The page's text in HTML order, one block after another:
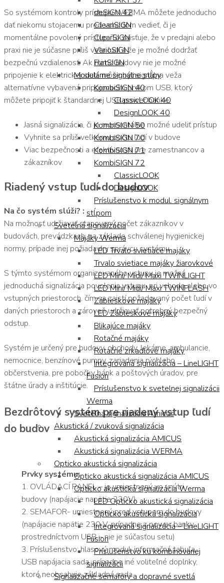
deSIGN 42
CleanSIGN
ClearSIGN
VarioSIGN
FlatSIGN
Modulárne signálne stĺpy
KombiSIGN 40
ClassicLOOK 40
DesignLOOK 40
KombiSIGN 50
KombiSIGN 70
KombiSIGN 71
KombiSIGN 72
ClassicLOOK
DesignLOOK
Príslušenstvo k modul. signálnym
stĺpom
Svetelná signalizácia
Majáky Werma
LED Trvalo svietiace majáky
Trvalo svietiace majáky žiarovkové
LED Mini/ Midi/ Maxi TWINLIGHT
LED Mini/ Midi/ Maxi TWINFLASH
Zábleskové majáky
LED Zábleskové majáky
Blikajúce majáky
Rotačné majáky
Rotačné zrkadlové majáky
Integrovaná signalizácia – LineLIGHT
Fusion
Príslušenstvo k svetelnej signalizácii
Werma
Svetelná signalizácia Amicus
Akustická / zvuková signalizácia
Akustická signalizácia AMICUS
Akustická signalizácia WERMA
Opticko akustická signalizácia
Opticko akustická signalizácia AMICUS
Opticko akustická signalizácia Werma
LED Opticko akustická signalizácia
Opticko akustická signalizácia
Integrovaná signalizácia – LineLIGHT
Fusion
Príslušenstvo ku kombinovanej
signalizácii
Signalizačné semafory a dopravné svetlá
So systémom kontroly prístupu WERMA môžete jednoducho
dať niekomu stojacemu pred vchodom vedieť, či je
momentálne povolený prístup. To zaisťuje, že v predajni alebo
praxi nie je súčasne príliš veľa ľudí a že je možné dodržať
bezpečnú vzdialenosť. Ak mimo budovy nie je možné
pripojenie k elektrickej sieti, môže byť signálna veža
alternatívne vybavená pripojovacím prvkom USB, ktorý
môžete pripojiť k štandardnej USB power banke.
Jasná signalizácia, či je momentálne možné udeliť prístup
Vyhnite sa príliš veľkému počtu ľudí v budove
Viac bezpečnosti a efektívnosti pre zamestnancov a
zákazníkov
Riadený vstup ľudí do budov
Na čo systém slúži? :
Na možnosť udržiavať stanovený počet zákazníkov v
budovách, prevádzkach, na základe schválenej hygienickej
normy, prípade inej požiadavky správcu systému.
S týmto systémom organizovaného vstupu je možná
jednoduchá signalizácia povolenia vstupu, pri vchode alebo vo
vstupných priestoroch, čím sa zaistí požadovaný počet ľudí v
daných priestoroch a zároveň udržiavať potrebný bezpečný
odstup.
Systém je určený pre budovy, obchody, lekárne, ambulancie,
nemocnice, benzínové pumpy, zariadenia rýchleho
občerstvenia, pre pobočky bánk a poštových úradov, pre
štátne úrady a inštitúcie.
Bezdrôtový systém pre riadený vstup ľudí
do budov
Prvky systému:
1. OVLÁDACÍ PANEL – je umiestnený vo vnútri
budovy (napájacie napätie 230V)
2. SEMAFOR- umiestnený pred vstupom do budovy
(napájacie napätie 230 V, prípadne z power banky
prostredníctvom USB – nie je súčasťou setu)
3. Príslušenstvo: hlasový modul, informačná tabuľa,
USB napájacia sada, prípadne iné voliteľné doplnky,
ktoré neobsahuje základná sada.